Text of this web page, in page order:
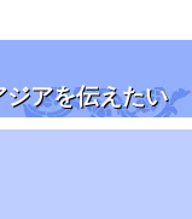
アを伝えたい